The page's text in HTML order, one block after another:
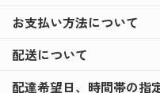
お支払い方法について
配送について
配達希望日、時間帯の指